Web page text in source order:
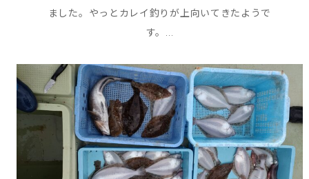
ました。やっとカレイ釣りが上向いてきたようで
す。...